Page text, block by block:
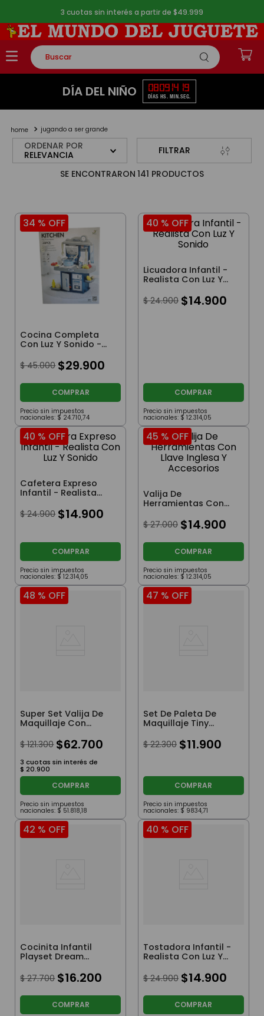
3 cuotas sin interés a partir de $49.999
Buscar
TÉRMINOS MÁS BUSCADOS
3.
peluche
4.
monopatin
DÍA DEL NIÑO 08
DÍAS
09
HS.
14
MIN.
19
SEG.
jugando a ser grande
ORDENAR POR
RELEVANCIA
FILTRAR
141 PRODUCTOS
34 % OFF
Cocina Completa
Con Luz Y Sonido -
$ 45.000 $29.900
COMPRAR
Precio sin impuestos
nacionales: $ 24.710,74
40 % OFF
Licuadora Infantil -
Realista Con Luz Y
$ 24.900 $14.900
COMPRAR
Precio sin impuestos
nacionales: $ 12.314,05
40 % OFF
Cafetera Expreso
Infantil - Realista
$ 24.900 $14.900
COMPRAR
Precio sin impuestos
nacionales: $ 12.314,05
45 % OFF
Valija De
Herramientas Con
Accesorios
$ 27.000 $14.900
COMPRAR
Precio sin impuestos
nacionales: $ 12.314,05
48 % OFF
Super Set Valija De
Maquillaje Con
Accesorios Tiny
$ 121.300 $62.700
3 cuotas sin interés de
$ 20.900
COMPRAR
Precio sin impuestos
nacionales: $ 51.818,18
47 % OFF
Set De Paleta De
Maquillaje Tiny
Multicolor
$ 22.300 $11.900
COMPRAR
Precio sin impuestos
nacionales: $ 9834,71
42 % OFF
Cocinita Infantil
Playset Dream
Accesorios
$ 27.700 $16.200
COMPRAR
40 % OFF
Tostadora Infantil -
Realista Con Luz Y
$ 24.900 $14.900
COMPRAR